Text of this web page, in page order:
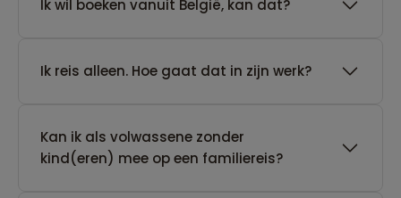
Ik wil boeken vanuit België, kan dat?
​Ik reis alleen. Hoe gaat dat in zijn werk?
Kan ik als volwassene zonder
kind(eren) mee op een familiereis?